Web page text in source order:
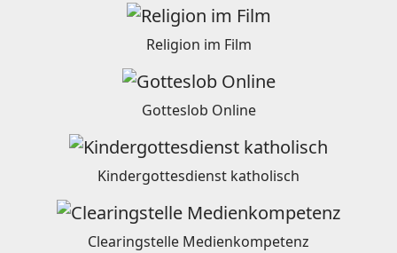
Religion im Film
Gotteslob Online
Kindergottesdienst katholisch
Clearingstelle Medienkompetenz